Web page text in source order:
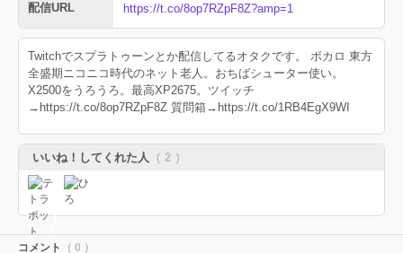
配信URL https://t.co/8op7RZpF8Z?amp=1
Twitchでスプラトゥーンとか配信してるオタクです。 ボカロ 東方
全盛期ニコニコ時代のネット老人。おちばシューター使い。
X2500をうろうろ。最高XP2675。ツイッチ
→https://t.co/8op7RZpF8Z 質問箱→https://t.co/1RB4EgX9WI
いいね！してくれた人 （ 2 ）
コメント （ 0 ）